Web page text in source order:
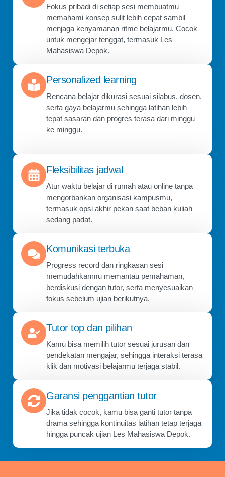
Fokus pribadi di setiap sesi membuatmu
memahami konsep sulit lebih cepat sambil
menjaga kenyamanan ritme belajarmu. Cocok
untuk mengejar tenggat, termasuk Les
Mahasiswa Depok.
Personalized learning
Rencana belajar dikurasi sesuai silabus, dosen,
serta gaya belajarmu sehingga latihan lebih
tepat sasaran dan progres terasa dari minggu
ke minggu.
Fleksibilitas jadwal
Atur waktu belajar di rumah atau online tanpa
mengorbankan organisasi kampusmu,
termasuk opsi akhir pekan saat beban kuliah
sedang padat.
Komunikasi terbuka
Progress record dan ringkasan sesi
memudahkanmu memantau pemahaman,
berdiskusi dengan tutor, serta menyesuaikan
fokus sebelum ujian berikutnya.
Tutor top dan pilihan
Kamu bisa memilih tutor sesuai jurusan dan
pendekatan mengajar, sehingga interaksi terasa
klik dan motivasi belajarmu terjaga stabil.
Garansi penggantian tutor
Jika tidak cocok, kamu bisa ganti tutor tanpa
drama sehingga kontinuitas latihan tetap terjaga
hingga puncak ujian Les Mahasiswa Depok.